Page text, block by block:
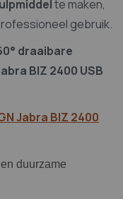
te maken,
gebruik.
draaibare
BIZ 2400 USB
Jabra BIZ 2400
duurzame